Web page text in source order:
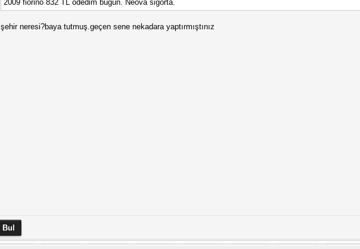
2009 fiorino 832 TL ödedim bugün. Neova sigorta.
şehir neresi?baya tutmuş.geçen sene nekadara yaptırmıştınız